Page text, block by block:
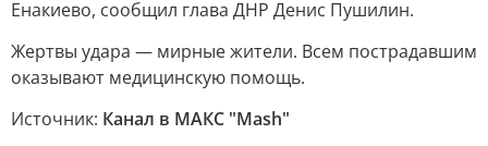
Енакиево, сообщил глава ДНР Денис Пушилин.
Жертвы удара — мирные жители. Всем пострадавшим
оказывают медицинскую помощь.
Источник: Канал в МАКС "Mash"